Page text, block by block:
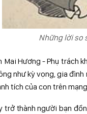
Những lời so
Mai Hương - Phụ trách
như kỳ vọng, gia
tích của con trên
trở thành người bạn